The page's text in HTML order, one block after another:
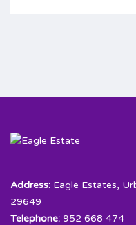
Address: Eagle Estates,
29649
Telephone: 952 668 474